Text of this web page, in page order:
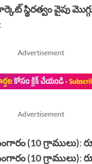
స్థిరత్వం వైపు
Advertisement
Advertisement
(10 గ్రాములు):
(10 గ్రాములు):